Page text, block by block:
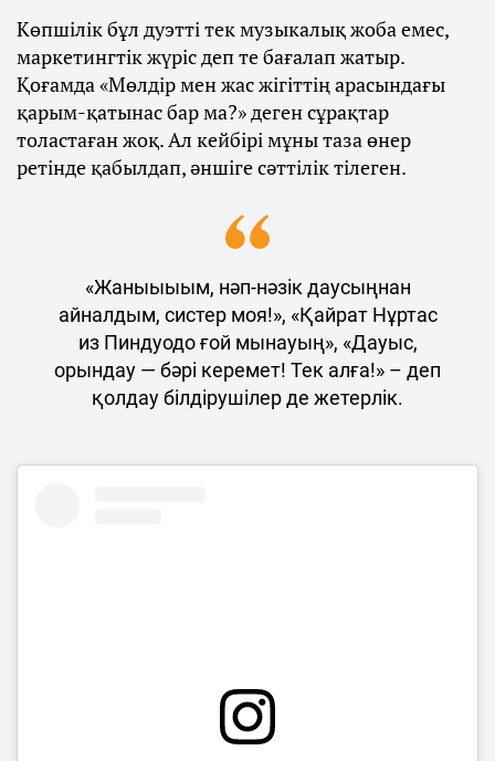
Көпшілік бұл дуэтті тек музыкалық жоба емес,
маркетингтік жүріс деп те бағалап жатыр.
Қоғамда «Мөлдір мен жас жігіттің арасындағы
қарым-қатынас бар ма?» деген сұрақтар
толастаған жоқ. Ал кейбірі мұны таза өнер
ретінде қабылдап, әншіге сәттілік тілеген.
«Жаныыыым, нәп-нәзік даусыңнан
айналдым, систер моя!», «Қайрат Нұртас
из Пиндуодо ғой мынауың», «Дауыс,
орындау — бәрі керемет! Тек алға!» – деп
қолдау білдірушілер де жетерлік.